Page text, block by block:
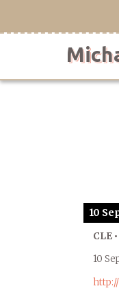
10
CLE
10